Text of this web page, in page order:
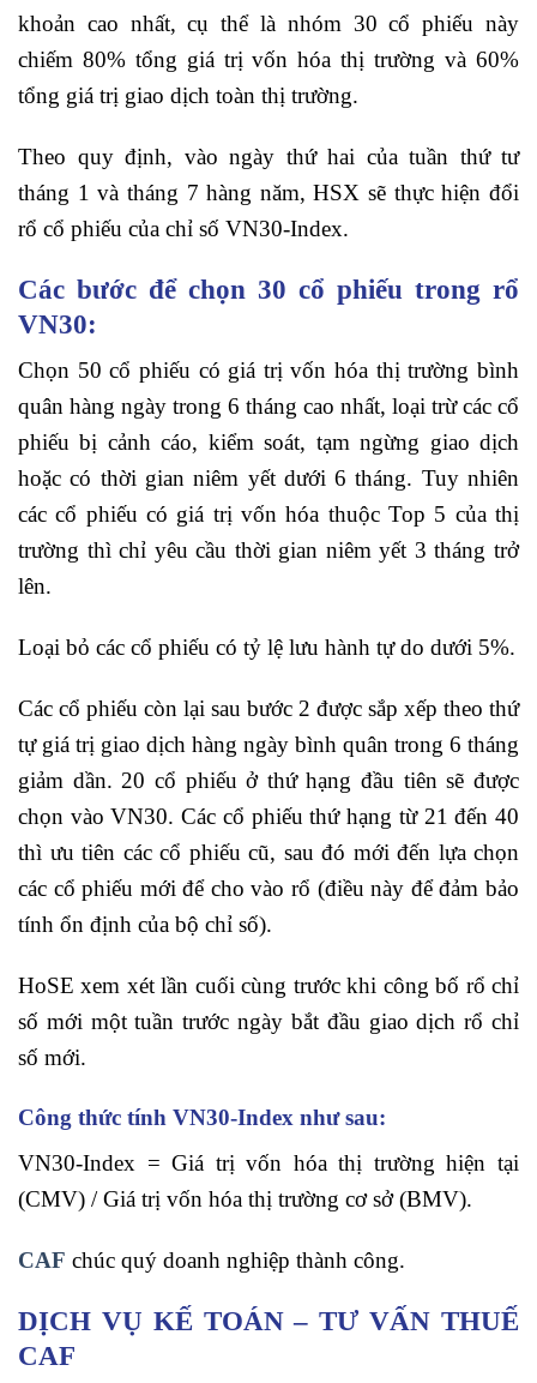
khoản cao nhất, cụ thể là nhóm 30 cổ phiếu này
chiếm 80% tổng giá trị vốn hóa thị trường và 60%
tổng giá trị giao dịch toàn thị trường.
Theo quy định, vào ngày thứ hai của tuần thứ tư
tháng 1 và tháng 7 hàng năm, HSX sẽ thực hiện đổi
rổ cổ phiếu của chỉ số VN30-Index.
Các bước để chọn 30 cổ phiếu trong rổ
VN30:
Chọn 50 cổ phiếu có giá trị vốn hóa thị trường bình
quân hàng ngày trong 6 tháng cao nhất, loại trừ các cổ
phiếu bị cảnh cáo, kiểm soát, tạm ngừng giao dịch
hoặc có thời gian niêm yết dưới 6 tháng. Tuy nhiên
các cổ phiếu có giá trị vốn hóa thuộc Top 5 của thị
trường thì chỉ yêu cầu thời gian niêm yết 3 tháng trở
lên.
Loại bỏ các cổ phiếu có tỷ lệ lưu hành tự do dưới 5%.
Các cổ phiếu còn lại sau bước 2 được sắp xếp theo thứ
tự giá trị giao dịch hàng ngày bình quân trong 6 tháng
giảm dần. 20 cổ phiếu ở thứ hạng đầu tiên sẽ được
chọn vào VN30. Các cổ phiếu thứ hạng từ 21 đến 40
thì ưu tiên các cổ phiếu cũ, sau đó mới đến lựa chọn
các cổ phiếu mới để cho vào rổ (điều này để đảm bảo
tính ổn định của bộ chỉ số).
HoSE xem xét lần cuối cùng trước khi công bố rổ chỉ
số mới một tuần trước ngày bắt đầu giao dịch rổ chỉ
số mới.
Công thức tính VN30-Index như sau:
VN30-Index = Giá trị vốn hóa thị trường hiện tại
(CMV) / Giá trị vốn hóa thị trường cơ sở (BMV).
CAF chúc quý doanh nghiệp thành công.
DỊCH VỤ KẾ TOÁN – TƯ VẤN THUẾ
CAF